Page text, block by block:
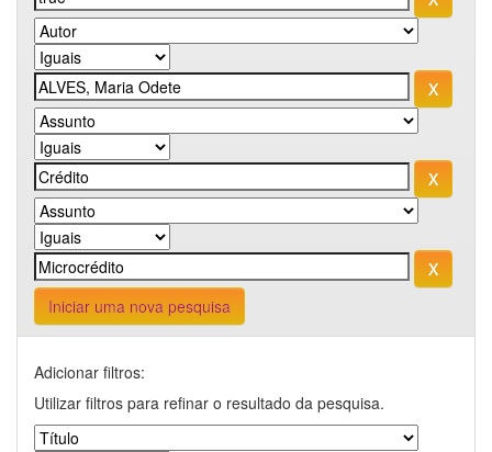
Iniciar uma nova pesquisa
Adicionar filtros:
Utilizar filtros para refinar o resultado da pesquisa.